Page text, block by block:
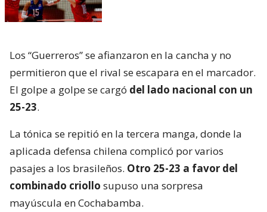
Los “Guerreros” se afianzaron en la cancha y no
permitieron que el rival se escapara en el marcador.
El golpe a golpe se cargó del lado nacional con un
25-23.
La tónica se repitió en la tercera manga, donde la
aplicada defensa chilena complicó por varios
pasajes a los brasileños. Otro 25-23 a favor del
combinado criollo supuso una sorpresa
mayúscula en Cochabamba.